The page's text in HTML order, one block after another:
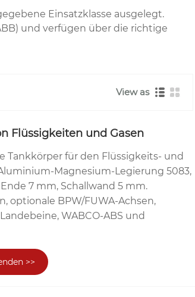
Einsatzklasse ausgelegt.
und verfügen über die richtige
View as
Flüssigkeiten und Gasen
Tankkörper für den Flüssigkeits- und
Magnesium-Legierung 5083,
7 mm, Schallwand 5 mm.
optionale BPW/FUWA-Achsen,
WABCO-ABS und
>>